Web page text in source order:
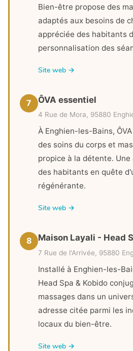
Bien-être propose des
adaptés aux besoins de
appréciée des habitants
personnalisation des
Site web →
7 ÔVA essentiel
4 Rue de Mora, 95880
À Enghien-les-Bains,
des soins du corps et
propice à la détente.
des habitants en quête
régénérante.
Site web →
8 Maison Layali - Head
7 Rue de l'Arrivée, 95880
Installé à Enghien-les-
Head Spa & Kobido
massages dans un
adresse citée parmi les
locaux du bien-être.
Site web →